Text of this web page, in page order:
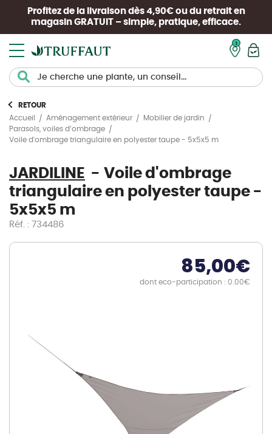
Profitez de la livraison dès 4,90€ ou du retrait en
magasin GRATUIT – simple, pratique, efficace.
RETOUR
Accueil
Aménagement extérieur
Mobilier de jardin
Parasols, voiles d’ombrage
Voile d'ombrage triangulaire en polyester taupe - 5x5x5 m
JARDILINE
Voile d'ombrage
triangulaire en polyester taupe -
5x5x5 m
Réf. : 734486
85,00€
dont eco-participation : 0.00€